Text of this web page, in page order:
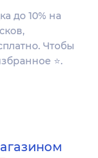
до 10% на
Чтобы
⭐.